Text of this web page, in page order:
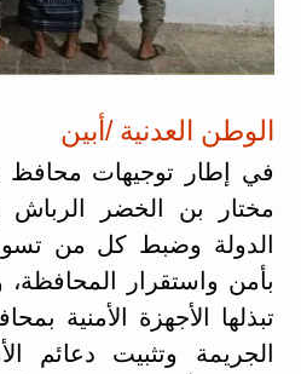
الوطن العدنية /أبين
في إطار توجيهات محافظ
مختار بن الخضر الرباش
الدولة وضبط كل من
بأمن واستقرار
تبذلها الأجهزة الأمنية
الجريمة وتثبيت دعائم